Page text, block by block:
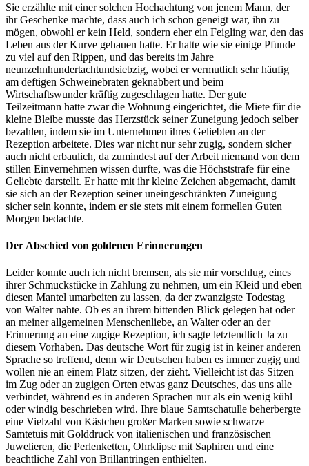
Sie erzählte mit einer solchen Hochachtung von jenem Mann, der
ihr Geschenke machte, dass auch ich schon geneigt war, ihn zu
mögen, obwohl er kein Held, sondern eher ein Feigling war, den das
Leben aus der Kurve gehauen hatte. Er hatte wie sie einige Pfunde
zu viel auf den Rippen, und das bereits im Jahre
neunzehnhundertachtundsiebzig, wobei er vermutlich sehr häufig
am deftigen Schweinebraten geknabbert und beim
Wirtschaftswunder kräftig zugeschlagen hatte. Der gute
Teilzeitmann hatte zwar die Wohnung eingerichtet, die Miete für die
kleine Bleibe musste das Herzstück seiner Zuneigung jedoch selber
bezahlen, indem sie im Unternehmen ihres Geliebten an der
Rezeption arbeitete. Dies war nicht nur sehr zugig, sondern sicher
auch nicht erbaulich, da zumindest auf der Arbeit niemand von dem
stillen Einvernehmen wissen durfte, was die Höchststrafe für eine
Geliebte darstellt. Er hatte mit ihr kleine Zeichen abgemacht, damit
sie sich an der Rezeption seiner uneingeschränkten Zuneigung
sicher sein konnte, indem er sie stets mit einem formellen Guten
Morgen bedachte.
Der Abschied von goldenen Erinnerungen
Leider konnte auch ich nicht bremsen, als sie mir vorschlug, eines
ihrer Schmuckstücke in Zahlung zu nehmen, um ein Kleid und eben
diesen Mantel umarbeiten zu lassen, da der zwanzigste Todestag
von Walter nahte. Ob es an ihrem bittenden Blick gelegen hat oder
an meiner allgemeinen Menschenliebe, an Walter oder an der
Erinnerung an eine zugige Rezeption, ich sagte letztendlich Ja zu
diesem Vorhaben. Das deutsche Wort für zugig ist in keiner anderen
Sprache so treffend, denn wir Deutschen haben es immer zugig und
wollen nie an einem Platz sitzen, der zieht. Vielleicht ist das Sitzen
im Zug oder an zugigen Orten etwas ganz Deutsches, das uns alle
verbindet, während es in anderen Sprachen nur als ein wenig kühl
oder windig beschrieben wird. Ihre blaue Samtschatulle beherbergte
eine Vielzahl von Kästchen großer Marken sowie schwarze
Samtetuis mit Golddruck von italienischen und französischen
Juwelieren, die Perlenketten, Ohrklipse mit Saphiren und eine
beachtliche Zahl von Brillantringen enthielten.